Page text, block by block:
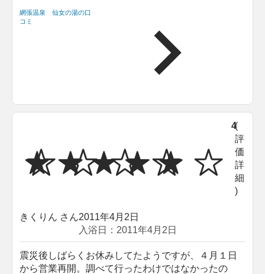
にまた再訪したいです。
網張温泉 仙女の湯の口
コミ
4(
評
価
詳
細
)
きくりん さん2011年4月2日
入浴日：2011年4月2日
震災後しばらくお休みしてたようですが、４月１日
から営業再開。調べて行ったわけではなかったの